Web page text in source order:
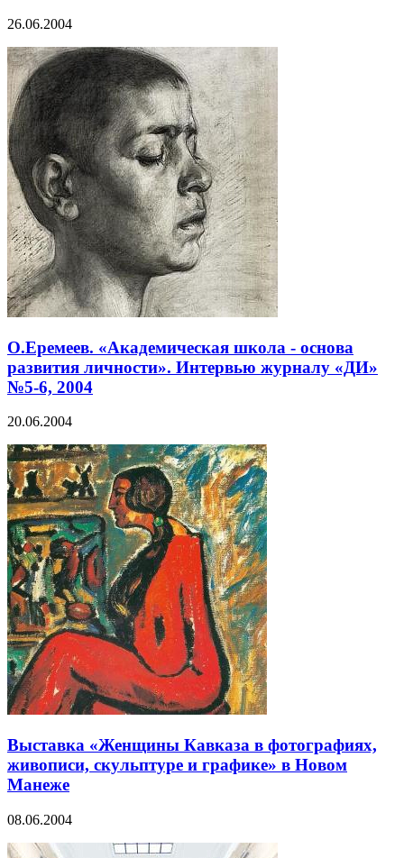
26.06.2004
О.Еремеев. «Академическая школа - основа
развития личности». Интервью журналу «ДИ»
№5-6, 2004
20.06.2004
Выставка «Женщины Кавказа в фотографиях,
живописи, скульптуре и графике» в Новом
Манеже
08.06.2004